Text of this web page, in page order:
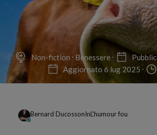
Non-fiction Benessere
Aggiornato 6 lug 2025
Bernard DucossonInL'humour fou